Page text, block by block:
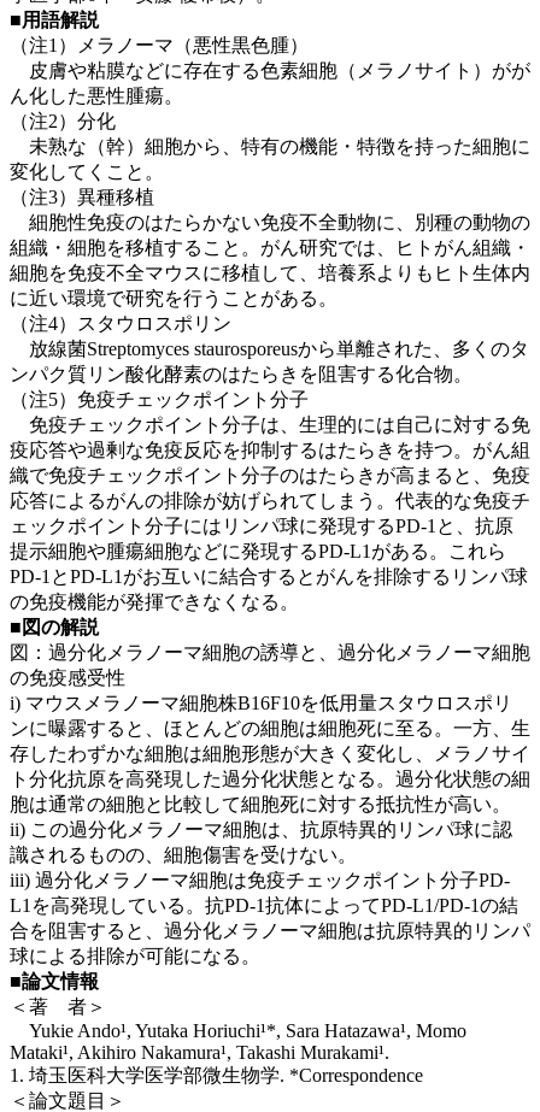
■用語解説
（注1）メラノーマ（悪性黒色腫）
皮膚や粘膜などに存在する色素細胞（メラノサイト）がが
ん化した悪性腫瘍。
（注2）分化
未熟な（幹）細胞から、特有の機能・特徴を持った細胞に
変化してくこと。
（注3）異種移植
細胞性免疫のはたらかない免疫不全動物に、別種の動物の
組織・細胞を移植すること。がん研究では、ヒトがん組織・
細胞を免疫不全マウスに移植して、培養系よりもヒト生体内
に近い環境で研究を行うことがある。
（注4）スタウロスポリン
放線菌Streptomyces staurosporeusから単離された、多くのタ
ンパク質リン酸化酵素のはたらきを阻害する化合物。
（注5）免疫チェックポイント分子
免疫チェックポイント分子は、生理的には自己に対する免
疫応答や過剰な免疫反応を抑制するはたらきを持つ。がん組
織で免疫チェックポイント分子のはたらきが高まると、免疫
応答によるがんの排除が妨げられてしまう。代表的な免疫チ
ェックポイント分子にはリンパ球に発現するPD-1と、抗原
提示細胞や腫瘍細胞などに発現するPD-L1がある。これら
PD-1とPD-L1がお互いに結合するとがんを排除するリンパ球
の免疫機能が発揮できなくなる。
■図の解説
図：過分化メラノーマ細胞の誘導と、過分化メラノーマ細胞
の免疫感受性
i) マウスメラノーマ細胞株B16F10を低用量スタウロスポリ
ンに曝露すると、ほとんどの細胞は細胞死に至る。一方、生
存したわずかな細胞は細胞形態が大きく変化し、メラノサイ
ト分化抗原を高発現した過分化状態となる。過分化状態の細
胞は通常の細胞と比較して細胞死に対する抵抗性が高い。
ii) この過分化メラノーマ細胞は、抗原特異的リンパ球に認
識されるものの、細胞傷害を受けない。
iii) 過分化メラノーマ細胞は免疫チェックポイント分子PD-
L1を高発現している。抗PD-1抗体によってPD-L1/PD-1の結
合を阻害すると、過分化メラノーマ細胞は抗原特異的リンパ
球による排除が可能になる。
■論文情報
＜著 者＞
Yukie Ando¹, Yutaka Horiuchi¹*, Sara Hatazawa¹, Momo
Mataki¹, Akihiro Nakamura¹, Takashi Murakami¹.
1. 埼玉医科大学医学部微生物学. *Correspondence
＜論文題目＞